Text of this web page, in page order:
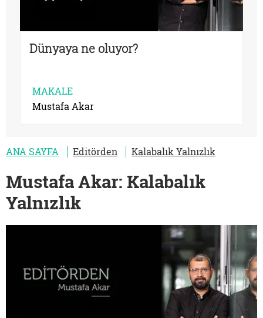
Dünyaya ne oluyor?
MAKALE
Mustafa Akar
ANA SAYFA Editörden Kalabalık Yalnızlık
Mustafa Akar: Kalabalık
Yalnızlık